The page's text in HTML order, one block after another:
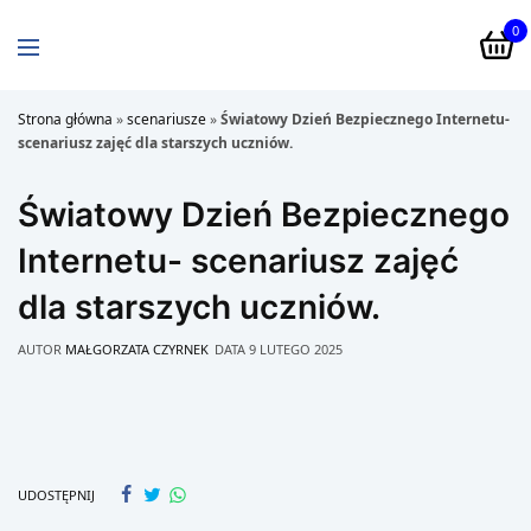
0
Strona główna »scenariusze»Światowy Dzień Bezpiecznego Internetu-
scenariusz zajęć dla starszych uczniów.
Światowy Dzień Bezpiecznego
Internetu- scenariusz zajęć
dla starszych uczniów.
AUTOR MAŁGORZATA CZYRNEK DATA 9 LUTEGO 2025
UDOSTĘPNIJ